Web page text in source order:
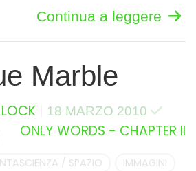
Continua a leggere
Marble
LOCK 18 MARZO 2010
ONLY WORDS - CHAPTER II
/ SPAZIO
IMMAGINI